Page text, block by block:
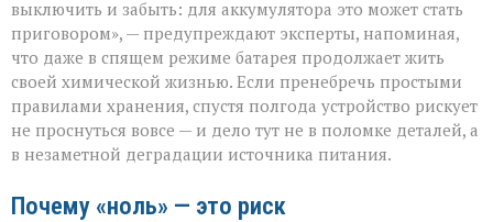
спасибо:
хранения
гаджета
выключить и забыть: для аккумулятора это может стать
приговором», — предупреждают эксперты, напоминая,
что даже в спящем режиме батарея продолжает жить
своей химической жизнью. Если пренебречь простыми
правилами хранения, спустя полгода устройство рискует
не проснуться вовсе — и дело тут не в поломке деталей, а
в незаметной деградации источника питания.
Почему «ноль» — это риск